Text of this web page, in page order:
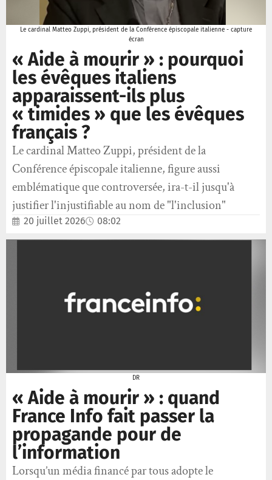
Le cardinal Matteo Zuppi, président de la Conférence épiscopale italienne - capture
écran
« Aide à mourir » : pourquoi
les évêques italiens
apparaissent-ils plus
« timides » que les évêques
français ?
Le cardinal Matteo Zuppi, président de la
Conférence épiscopale italienne, figure aussi
emblématique que controversée, ira-t-il jusqu'à
justifier l'injustifiable au nom de "l'inclusion"
20 juillet 2026 08:02
DR
« Aide à mourir » : quand
France Info fait passer la
propagande pour de
l’information
Lorsqu’un média financé par tous adopte le